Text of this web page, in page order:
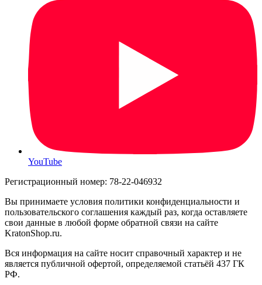
YouTube
Регистрационный номер: 78-22-046932
Вы принимаете условия политики конфиденциальности и
пользовательского соглашения каждый раз, когда оставляете
свои данные в любой форме обратной связи на сайте
KratonShop.ru.
Вся информация на сайте носит справочный характер и не
является публичной офертой, определяемой статьёй 437 ГК
РФ.